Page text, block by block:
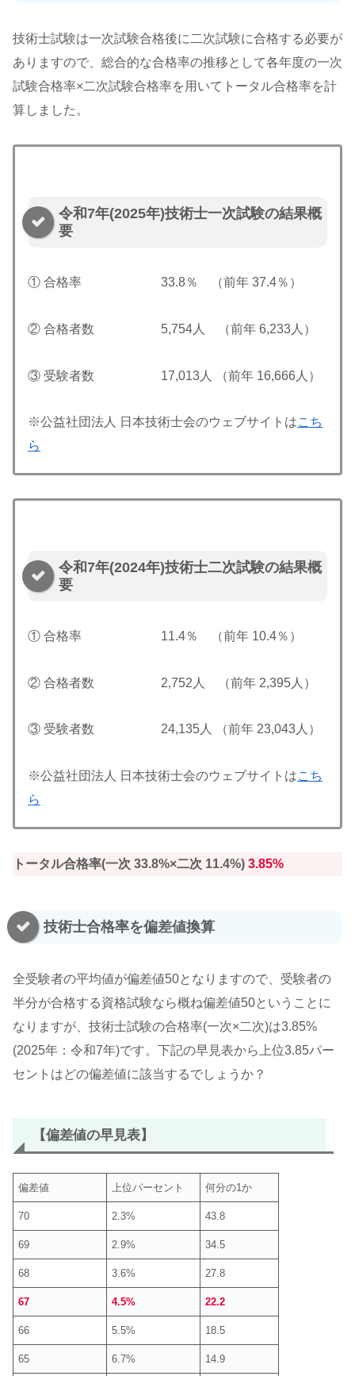
技術士試験は一次試験合格後に二次試験に合格する必要が
ありますので、総合的な合格率の推移として各年度の一次
試験合格率×二次試験合格率を用いてトータル合格率を計
算しました。
令和7年(2025年)技術士一次試験の結果概
要
① 合格率 33.8％ （前年 37.4％）
② 合格者数 5,754人 （前年 6,233人）
③ 受験者数 17,013人 （前年 16,666人）
※公益社団法人 日本技術士会のウェブサイトはこち
ら
令和7年(2024年)技術士二次試験の結果概
要
① 合格率 11.4％ （前年 10.4％）
② 合格者数 2,752人 （前年 2,395人）
③ 受験者数 24,135人 （前年 23,043人）
※公益社団法人 日本技術士会のウェブサイトはこち
ら
トータル合格率(一次 33.8%×二次 11.4%) 3.85%
技術士合格率を偏差値換算
全受験者の平均値が偏差値50となりますので、受験者の
半分が合格する資格試験なら概ね偏差値50ということに
なりますが、技術士試験の合格率(一次×二次)は3.85%
(2025年：令和7年)です。下記の早見表から上位3.85パー
セントはどの偏差値に該当するでしょうか？
【偏差値の早見表】
偏差値 上位パーセント 何分の1か
70 2.3% 43.8
69 2.9% 34.5
68 3.6% 27.8
67 4.5% 22.2
66 5.5% 18.5
65 6.7% 14.9